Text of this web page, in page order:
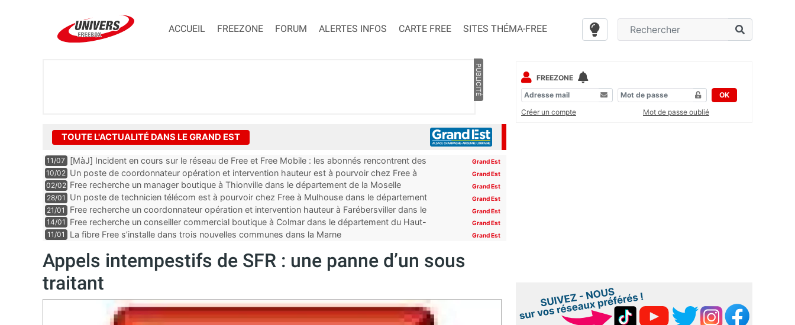
ACCUEIL FREEZONE FORUM ALERTES INFOS CARTE FREE SITES THÉMA-FREE
PUBLICITÉ
TOUTE L'ACTUALITÉ DANS LE GRAND EST
11/07
[MàJ] Incident en cours sur le réseau de Free et Free Mobile : les abonnés rencontrent des
perturbations
Grand Est
10/02 Un poste de coordonnateur opération et intervention hauteur est à pourvoir chez Free à
Troyes dans le département de l’Aube
Grand Est
02/02 Free recherche un manager boutique à Thionville dans le département de la Moselle Grand Est
28/01
Un poste de technicien télécom est à pourvoir chez Free à Mulhouse dans le département
du Haut-Rhin
Grand Est
21/01
Free recherche un coordonnateur opération et intervention hauteur à Farébersviller dans le
département de la Moselle
Grand Est
14/01
Free recherche un conseiller commercial boutique à Colmar dans le département du Haut-
Rhin
Grand Est
11/01 La fibre Free s’installe dans trois nouvelles communes dans la Marne Grand Est
Appels intempestifs de SFR : une panne d’un sous
traitant
FREEZONE
OK
Créer un compte
Mot de passe oublié